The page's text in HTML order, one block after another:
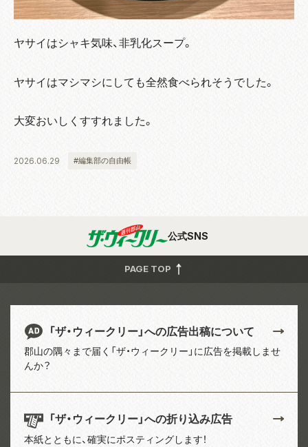
ヤサイはシャキ気味、非乳化スープ。
ヤサイはマシマシにしても全然食べられそうでした。
大変おいしくすすれました。
2026.06.29 #編集部の自由帳
公式SNS
PAGE TOP
「ザ・ウィークリー」への広告出稿について
郡山の隅々まで届く「ザ・ウィークリー」に広告を掲載しませ
んか？
「ザ・ウィークリー」への折り込み広告
本紙とともに、確実にポスティングします！